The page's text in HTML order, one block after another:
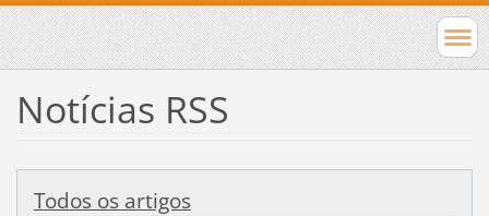
Notícias RSS
Todos os artigos